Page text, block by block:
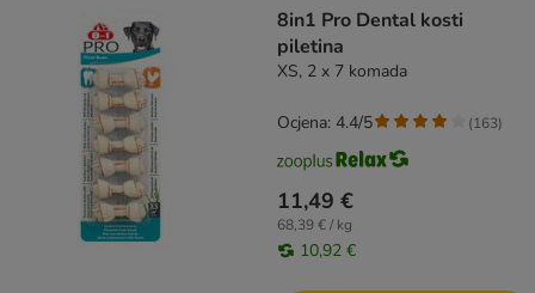
8in1 Pro Dental kosti
piletina
XS, 2 x 7 komada
11,49 €
68,39 € / kg
10,92 €
Ocjena: 4.4/5 (163)